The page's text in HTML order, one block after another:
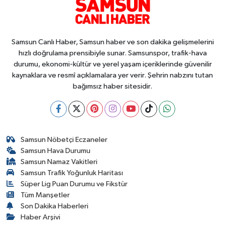
Samsun Canlı Haber, Samsun haber ve son dakika gelişmelerini
hızlı doğrulama prensibiyle sunar. Samsunspor, trafik-hava
durumu, ekonomi-kültür ve yerel yaşam içeriklerinde güvenilir
kaynaklara ve resmî açıklamalara yer verir. Şehrin nabzını tutan
bağımsız haber sitesidir.
Samsun Nöbetçi Eczaneler
Samsun Hava Durumu
Samsun Namaz Vakitleri
Samsun Trafik Yoğunluk Haritası
Süper Lig Puan Durumu ve Fikstür
Tüm Manşetler
Son Dakika Haberleri
Haber Arşivi